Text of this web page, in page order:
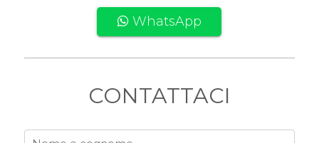
WhatsApp
CONTATTACI